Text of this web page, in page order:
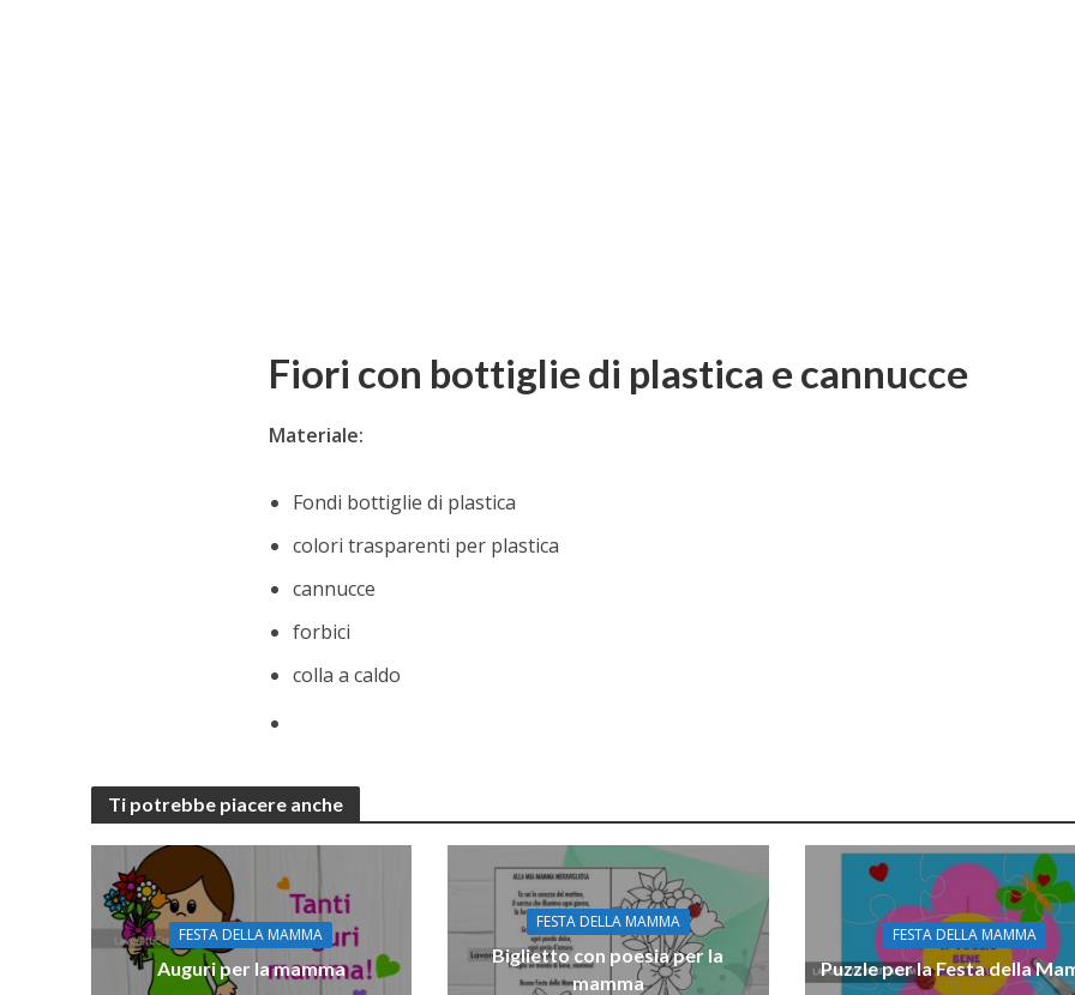
Fiori con bottiglie di plastica e cannucce
Materiale:
Fondi bottiglie di plastica
colori trasparenti per plastica
cannucce
forbici
colla a caldo
Ti potrebbe piacere anche
FESTA DELLA MAMMA
Auguri per la mamma
FESTA DELLA MAMMA
Biglietto con poesia per la
mamma
FESTA DELLA MAMMA
Puzzle per la Festa della